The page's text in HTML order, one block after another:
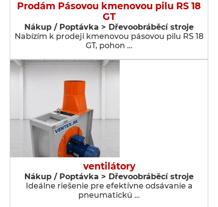
Prodám Pásovou kmenovou pilu RS 18
GT
Nákup / Poptávka > Dřevoobráběcí stroje
Nabízím k prodeji kmenovou pásovou pilu RS 18
GT, pohon …
ventilátory
Nákup / Poptávka > Dřevoobráběcí stroje
Ideálne riešenie pre efektívne odsávanie a
pneumatickú …